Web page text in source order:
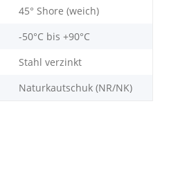
45° Shore (weich)
-50°C bis +90°C
Stahl verzinkt
Naturkautschuk (NR/NK)